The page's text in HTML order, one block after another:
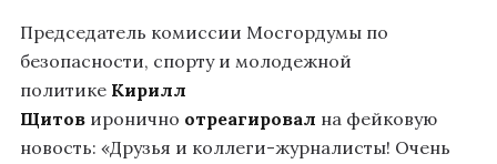
Председатель комиссии Мосгордумы по
безопасности, спорту и молодежной
политике Кирилл
Щитов иронично отреагировал на фейковую
новость: «Друзья и коллеги-журналисты! Очень